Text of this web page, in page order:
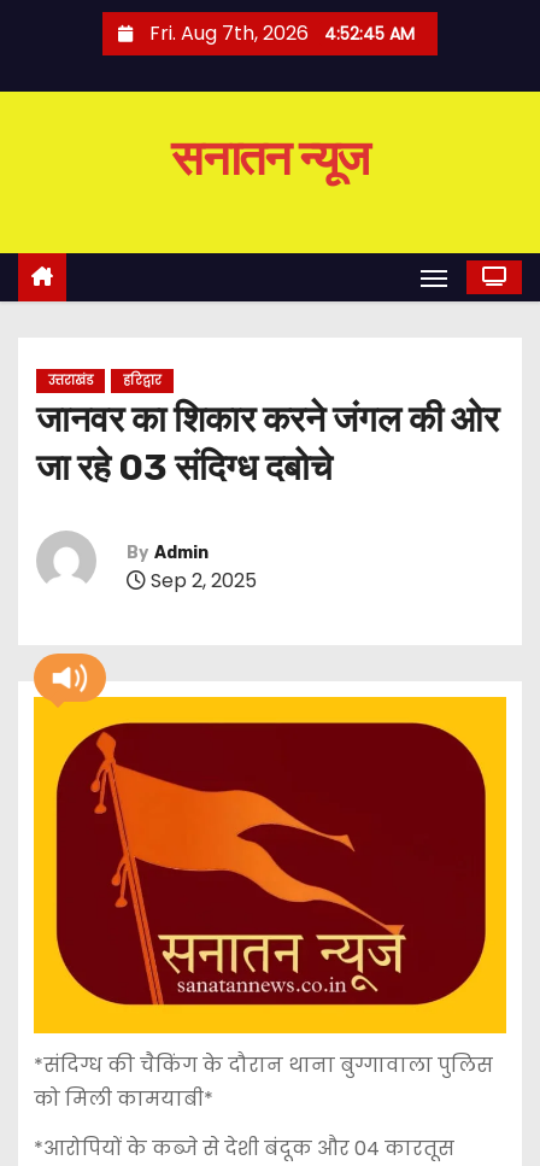
o
Fri. Aug 7th, 2026 4:52:46 AM
सनातन न्यूज
उत्तराखंड हरिद्वार
जानवर का शिकार करने जंगल की ओर
जा रहे 03 संदिग्ध दबोचे
By Admin
Sep 2, 2025
*संदिग्ध की चैकिंग के दौरान थाना बुग्गावाला पुलिस
को मिली कामयाबी*
*आरोपियों के कब्जे से देशी बंदूक और 04 कारतूस